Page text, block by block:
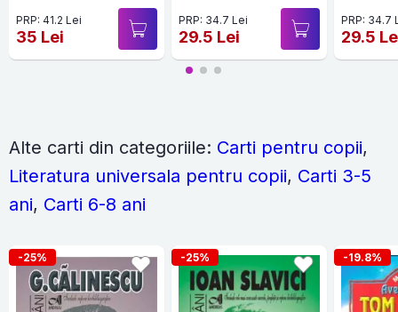
PRP: 41.2 Lei
35 Lei
PRP: 34.7 Lei
29.5 Lei
PRP: 34.7
29.5
Alte carti din categoriile: Carti pentru copii,
Literatura universala pentru copii, Carti 3-5
ani, Carti 6-8 ani
-25% -25% -19.8%